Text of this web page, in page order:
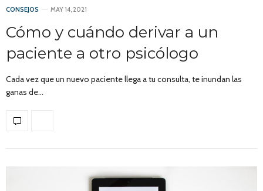
CONSEJOS MAY 14, 2021
Cómo y cuándo derivar a un
paciente a otro psicólogo
Cada vez que un nuevo paciente llega a tu consulta, te inundan las
ganas de…